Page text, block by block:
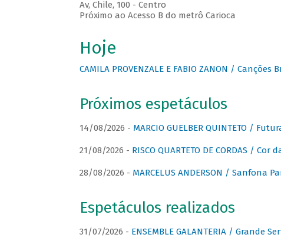
Av, Chile, 100 - Centro
Próximo ao Acesso B do metrô Carioca
Hoje
CAMILA PROVENZALE E FABIO ZANON / Canções
Próximos espetáculos
14/08/2026 - MARCIO GUELBER QUINTETO /
21/08/2026 - RISCO QUARTETO DE CORDAS / Cor
28/08/2026 - MARCELUS ANDERSON / Sanfona
Espetáculos realizados
31/07/2026 - ENSEMBLE GALANTERIA / Grande